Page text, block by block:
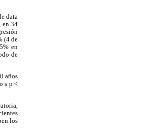
data
en 34
(4 de
en
de
años
s p <
los